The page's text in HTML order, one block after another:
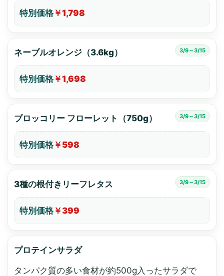
特別価格 ￥1,798
ネーブルオレンジ（3.6kg） 3/9～3/15
特別価格 ￥1,698
ブロッコリー フローレット（750g） 3/9～3/15
特別価格 ￥598
3種の根付きリーフレタス 3/9～3/15
特別価格 ￥399
プロテインサラダ
タンパク質の多い食材が約500g入ったサラダで